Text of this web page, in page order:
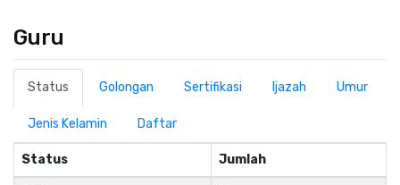
Guru
Status Golongan Sertifikasi Ijazah Umur
Jenis Kelamin Daftar
Status Jumlah